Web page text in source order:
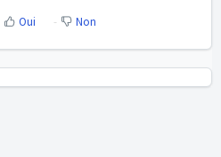
Oui Non